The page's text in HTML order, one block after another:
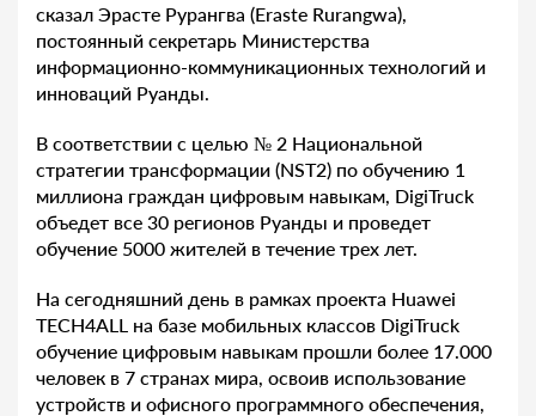
сказал Эрасте Рурангва (Eraste Rurangwa),
постоянный секретарь Министерства
информационно-коммуникационных технологий и
инноваций Руанды.
В соответствии с целью № 2 Национальной
стратегии трансформации (NST2) по обучению 1
миллиона граждан цифровым навыкам, DigiTruck
объедет все 30 регионов Руанды и проведет
обучение 5000 жителей в течение трех лет.
На сегодняшний день в рамках проекта Huawei
TECH4ALL на базе мобильных классов DigiTruck
обучение цифровым навыкам прошли более 17.000
человек в 7 странах мира, освоив использование
устройств и офисного программного обеспечения,